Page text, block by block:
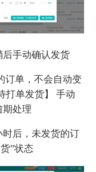
手动确认发货
订单，不会自动变
打单发货】 手动
期处理
后，未发货的订
”状态